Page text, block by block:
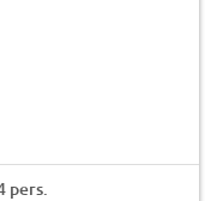
pers.